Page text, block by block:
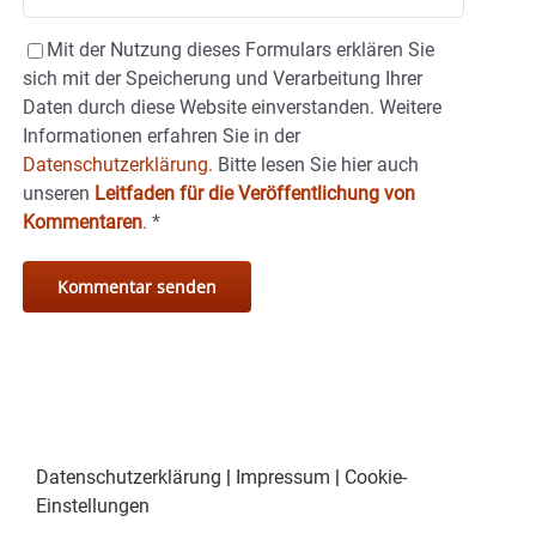
Mit der Nutzung dieses Formulars erklären Sie
sich mit der Speicherung und Verarbeitung Ihrer
Daten durch diese Website einverstanden. Weitere
Informationen erfahren Sie in der
Datenschutzerklärung. Bitte lesen Sie hier auch
unseren Leitfaden für die Veröffentlichung von
Kommentaren. *
Datenschutzerklärung | Impressum | Cookie-
Einstellungen